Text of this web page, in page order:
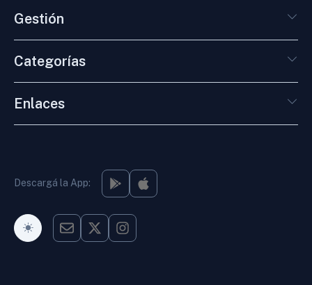
Gestión
Categorías
Enlaces
Descargá la App:
Modo Oscuro